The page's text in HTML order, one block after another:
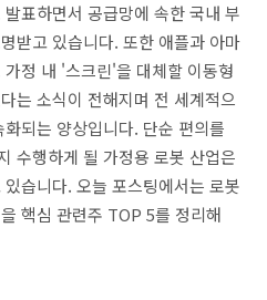
표하면서 공급망에 속한 국내 부
받고 있습니다. 또한 애플과 아마
정 내 '스크린'을 대체할 이동형
는 소식이 전해지며 전 세계적으
되는 양상입니다. 단순 편의를
수행하게 될 가정용 로봇 산업은
습니다. 오늘 포스팅에서는 로봇
핵심 관련주 TOP 5를 정리해